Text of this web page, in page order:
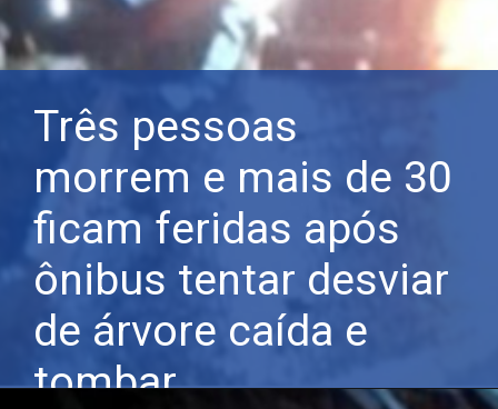
Três pessoas
morrem e mais de 30
ficam feridas após
ônibus tentar desviar
de árvore caída e
tombar